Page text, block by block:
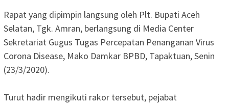
Rapat yang dipimpin langsung oleh Plt. Bupati Aceh
Selatan, Tgk. Amran, berlangsung di Media Center
Sekretariat Gugus Tugas Percepatan Penanganan Virus
Corona Disease, Mako Damkar BPBD, Tapaktuan, Senin
(23/3/2020).
Turut hadir mengikuti rakor tersebut, pejabat